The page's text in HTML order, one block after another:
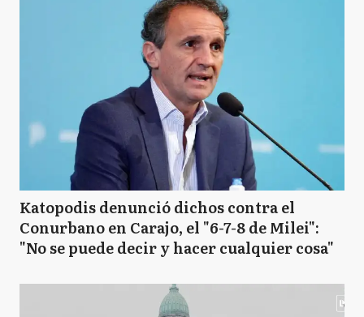
Katopodis denunció dichos contra el
Conurbano en Carajo, el "6-7-8 de Milei":
"No se puede decir y hacer cualquier cosa"